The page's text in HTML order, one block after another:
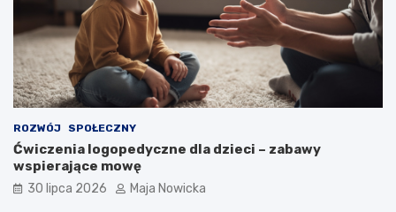
ROZWÓJ SPOŁECZNY
Ćwiczenia logopedyczne dla dzieci – zabawy
wspierające mowę
30 lipca 2026 Maja Nowicka